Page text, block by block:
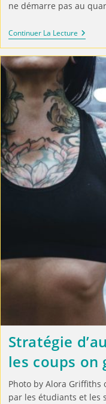
ne démarre pas au
Continuer La Lecture
Stratégie
les coups on
Photo by Alora
par les étudiants et les